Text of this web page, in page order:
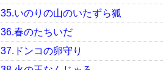
35.いのりの山のいたずら狐
36.春のたちいだ
37.ドンコの卵守り